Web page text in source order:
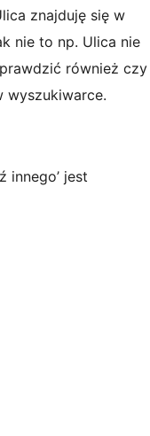
znajduję się w
nie to np. Ulica nie
również czy
wyszukiwarce.
innego’ jest